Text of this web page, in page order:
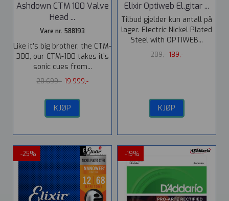
Ashdown CTM 100 Valve
Head ...
Vare nr. 588193
Like it’s big brother, the CTM-
300, our CTM-100 takes it’s
sonic cues from...
20.699,- 19.999,-
KJØP
Elixir Optiweb El.gitar ...
Tilbud gjelder kun antall på
lager. Electric Nickel Plated
Steel with OPTIWEB...
209,- 189,-
KJØP
-25% -19%